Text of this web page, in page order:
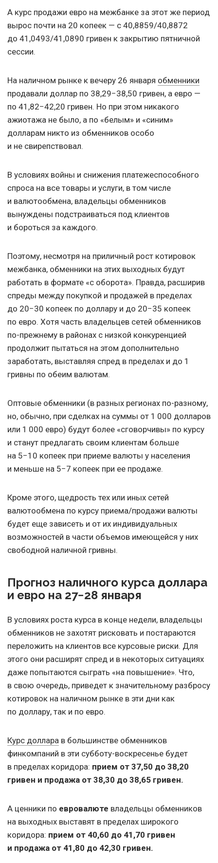
А курс продажи евро на межбанке за этот же период
вырос почти на 20 копеек — с 40,8859/40,8872
до 41,0493/41,0890 гривен к закрытию пятничной
сессии.
На наличном рынке к вечеру 26 января обменники
продавали доллар по 38,29−38,50 гривен, а евро —
по 41,82−42,20 гривен. Но при этом никакого
ажиотажа не было, а по «белым» и «синим»
долларам никто из обменников особо
и не свирепствовал.
В условиях войны и снижения платежеспособного
спроса на все товары и услуги, в том числе
и валютообмена, владельцы обменников
вынуждены подстраиваться под клиентов
и бороться за каждого.
Поэтому, несмотря на приличный рост котировок
межбанка, обменники на этих выходных будут
работать в формате «с оборота». Правда, расширив
спреды между покупкой и продажей в пределах
до 20−30 копеек по доллару и до 20−35 копеек
по евро. Хотя часть владельцев сетей обменников
по-прежнему в районах с низкой конкуренцией
продолжит пытаться на этом дополнительно
заработать, выставляя спред в пределах и до 1
гривны по обеим валютам.
Оптовые обменники (в разных регионах по-разному,
но, обычно, при сделках на суммы от 1 000 долларов
или 1 000 евро) будут более «сговорчивы» по курсу
и станут предлагать своим клиентам больше
на 5−10 копеек при приеме валюты у населения
и меньше на 5−7 копеек при ее продаже.
Кроме этого, щедрость тех или иных сетей
валютообмена по курсу приема/продажи валюты
будет еще зависеть и от их индивидуальных
возможностей в части объемов имеющейся у них
свободной наличной гривны.
Прогноз наличного курса доллара
и евро на 27−28 января
В условиях роста курса в конце недели, владельцы
обменников не захотят рисковать и постараются
переложить на клиентов все курсовые риски. Для
этого они расширят спред и в некоторых ситуациях
даже попытаются сыграть «на повышение». Что,
в свою очередь, приведет к значительному разбросу
котировок на наличном рынке в эти дни как
по доллару, так и по евро.
Курс доллара в большинстве обменников
финкомпаний в эти субботу-воскресенье будет
в пределах коридора: прием от 37,50 до 38,20
гривен и продажа от 38,30 до 38,65 гривен.
А ценники по евровалюте владельцы обменников
на выходных выставят в пределах широкого
коридора: прием от 40,60 до 41,70 гривен
и продажа от 41,80 до 42,30 гривен.